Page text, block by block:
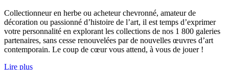
Collectionneur en herbe ou acheteur chevronné, amateur de
décoration ou passionné d’histoire de l’art, il est temps d’exprimer
votre personnalité en explorant les collections de nos 1 800 galeries
partenaires, sans cesse renouvelées par de nouvelles œuvres d’art
contemporain. Le coup de cœur vous attend, à vous de jouer !
Lire plus